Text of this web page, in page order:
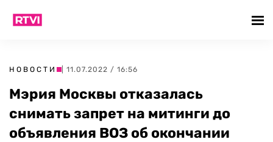
НОВОСТИ | 11.07.2022 / 16:56
Мэрия Москвы отказалась
снимать запрет на митинги до
объявления ВОЗ об окончании